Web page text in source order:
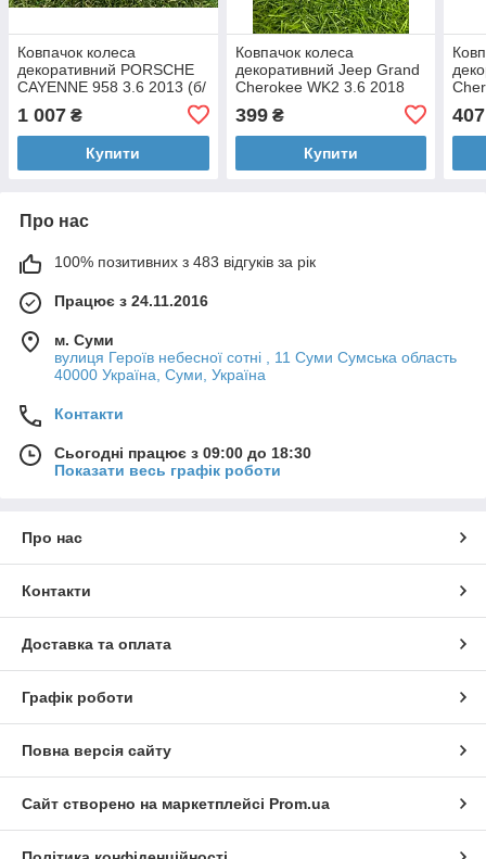
Ковпачок колеса
декоративний PORSCHE
CAYENNE 958 3.6 2013 (б/
1 007 ₴
Купити
Ковпачок колеса
декоративний Jeep Grand
Cherokee WK2 3.6 2018
399₴
Купити
407
Про нас
100% позитивних з 483 відгуків за рік
Працює з 24.11.2016
м. Суми
вулиця Героїв небесної сотні , 11 Суми Сумська область
40000 Україна, Суми, Україна
Контакти
Сьогодні працює з 09:00 до 18:30
Показати весь графік роботи
Про нас
Контакти
Доставка та оплата
Графік роботи
Повна версія сайту
Сайт створено на маркетплейсі Prom.ua